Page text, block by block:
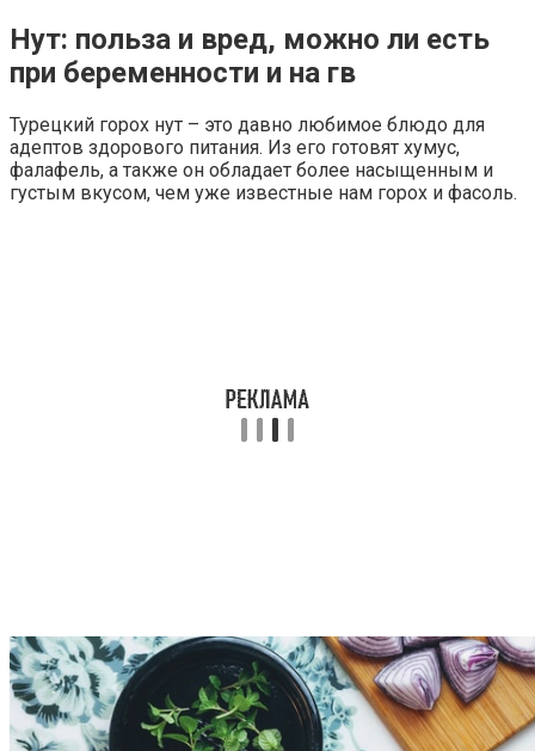
Нут: польза и вред, можно ли есть
при беременности и на гв
Турецкий горох нут – это давно любимое блюдо для
адептов здорового питания. Из его готовят хумус,
фалафель, а также он обладает более насыщенным и
густым вкусом, чем уже известные нам горох и фасоль.